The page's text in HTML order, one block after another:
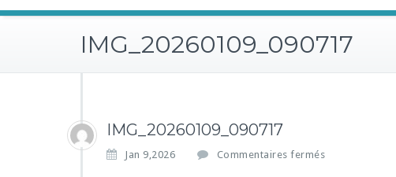
IMG_20260109_090717
IMG_20260109_090717
Jan 9,2026 Commentaires fermés